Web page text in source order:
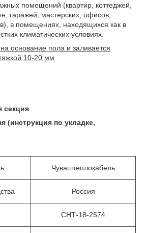
помещений (квартир, коттеджей,
гаражей, мастерских, офисов,
в помещениях, находящихся как в
климатических условиях.
основание пола и заливается
10-20 мм
секция
(инструкция по укладке,
Чуваштеплокабель
Россия
СНТ-18-2574